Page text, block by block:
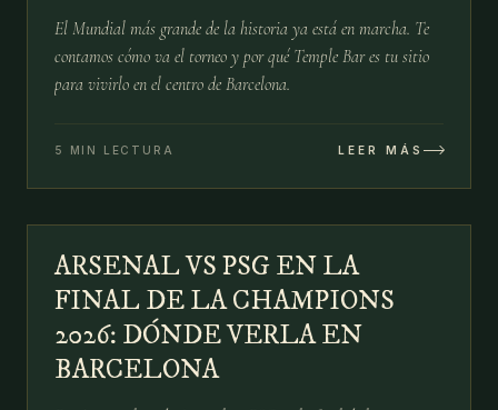
El Mundial más grande de la historia ya está en marcha. Te
contamos cómo va el torneo y por qué Temple Bar es tu sitio
para vivirlo en el centro de Barcelona.
5 MIN LECTURA LEER MÁS
29 MAY
ARSENAL VS PSG EN LA
FINAL DE LA CHAMPIONS
2026: DÓNDE VERLA EN
BARCELONA